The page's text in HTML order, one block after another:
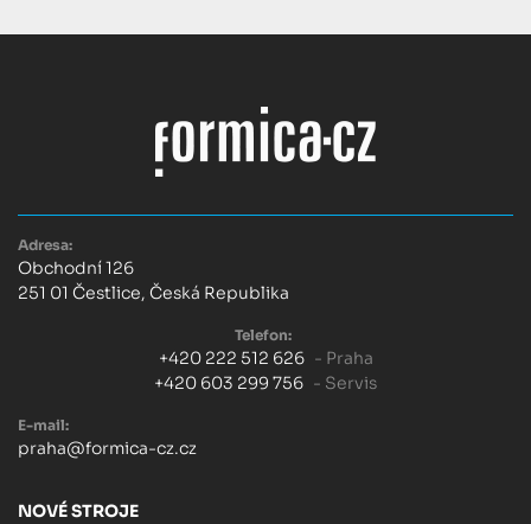
Adresa:
Obchodní 126
251 01 Čestlice, Česká Republika
Telefon:
+420 222 512 626 - Praha
+420 603 299 756 - Servis
E-mail:
praha@formica-cz.cz
NOVÉ STROJE